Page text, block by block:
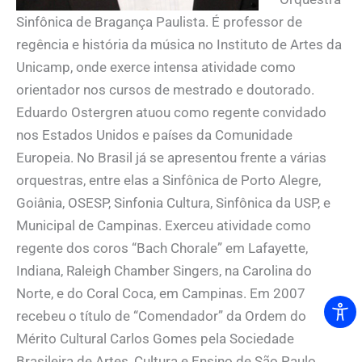
Sinfônica de Bragança Paulista. É professor de
regência e história da música no Instituto de Artes da
Unicamp, onde exerce intensa atividade como
orientador nos cursos de mestrado e doutorado.
Eduardo Ostergren atuou como regente convidado
nos Estados Unidos e países da Comunidade
Europeia. No Brasil já se apresentou frente a várias
orquestras, entre elas a Sinfônica de Porto Alegre,
Goiânia, OSESP, Sinfonia Cultura, Sinfônica da USP, e
Municipal de Campinas. Exerceu atividade como
regente dos coros “Bach Chorale” em Lafayette,
Indiana, Raleigh Chamber Singers, na Carolina do
Norte, e do Coral Coca, em Campinas. Em 2007
recebeu o título de “Comendador” da Ordem do
Mérito Cultural Carlos Gomes pela Sociedade